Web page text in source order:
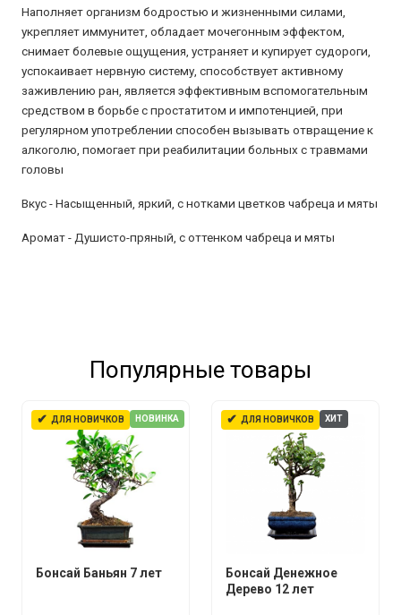
Наполняет организм бодростью и жизненными силами,
укрепляет иммунитет, обладает мочегонным эффектом,
снимает болевые ощущения, устраняет и купирует судороги,
успокаивает нервную систему, способствует активному
заживлению ран, является эффективным вспомогательным
средством в борьбе с простатитом и импотенцией, при
регулярном употреблении способен вызывать отвращение к
алкоголю, помогает при реабилитации больных с травмами
головы
Вкус -Насыщенный, яркий, с нотками цветков чабреца и мяты
Аромат - Душисто-пряный, с оттенком чабреца и мяты
Популярные товары
✔ ДЛЯ НОВИЧКОВ НОВИНКА
Бонсай Баньян 7 лет
✔ ДЛЯ НОВИЧКОВ ХИТ
Бонсай Денежное
Дерево 12 лет